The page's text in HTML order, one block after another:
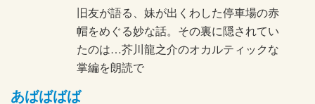
旧友が語る、妹が出くわした停車場の赤
帽をめぐる妙な話。その裏に隠されてい
たのは…芥川龍之介のオカルティックな
掌編を朗読で
あばばばば